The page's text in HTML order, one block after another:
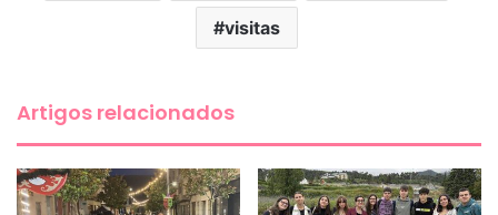
visitas
Artigos relacionados